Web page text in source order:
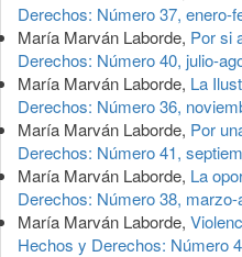
Derechos: Número 37, enero-
María Marván Laborde, Por si
Derechos: Número 40, julio-
María Marván Laborde, La
Derechos: Número 36,
María Marván Laborde, Por
Derechos: Número 41,
María Marván Laborde, La
Derechos: Número 38, marzo-
María Marván Laborde,
Hechos y Derechos: Número